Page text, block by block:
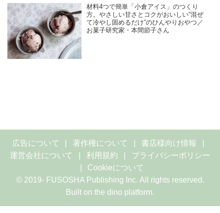
材料4つで簡単「小倉アイス」のつくり
方。やさしい甘さとコクがおいしい“混ぜ
て冷やし固めるだけ”のひんやりおやつ／
お菓子研究家・本間節子さん
広告について 著作権について
書店様向け情報
運営会社について
利用規約
プライバシーポリシー
Cookieについて
© 2019- FUSOSHA Publishing Inc. All rights reserved.
Built on the dino platform.